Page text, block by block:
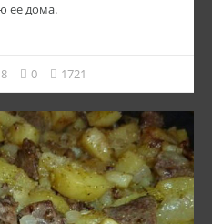
ее дома.
0 1721